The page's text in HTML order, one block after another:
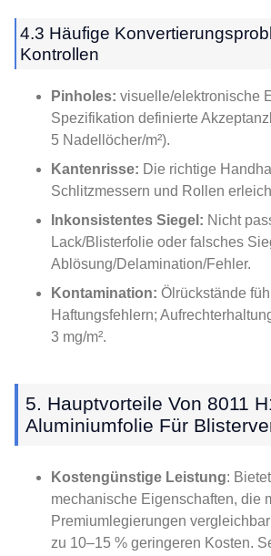
4.3 Häufige
Kontrollen
Pinholes: visuelle/elektronische
Spezifikation definierte
5 Nadellöcher/m²).
Kantenrisse: Die richtige
Schlitzmessern und Rollen
Inkonsistentes Siegel: Nicht
Lack/Blisterfolie oder falsches
Ablösung/Delamination/Fehler.
Kontamination: Ölrückstände
Haftungsfehlern;
3 mg/m².
5. Hauptvorteile Von 8011
Aluminiumfolie Für
Kostengünstige Leistung:
mechanische Eigenschaften, die
Premiumlegierungen
zu 10–15 % geringeren Kosten.